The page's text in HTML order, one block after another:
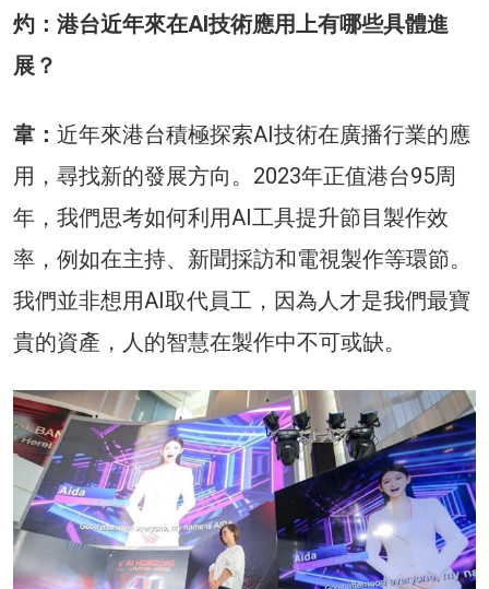
灼：港台近年來在AI技術應用上有哪些具體進
展？
韋： 近年來港台積極探索AI技術在廣播行業的應
用，尋找新的發展方向。2023年正值港台95周
年，我們思考如何利用AI工具提升節目製作效
率，例如在主持、新聞採訪和電視製作等環節。
我們並非想用AI取代員工，因為人才是我們最寶
貴的資產，人的智慧在製作中不可或缺。